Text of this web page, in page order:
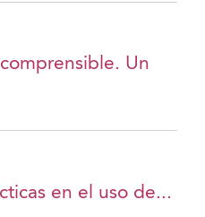
Un
en el uso de...